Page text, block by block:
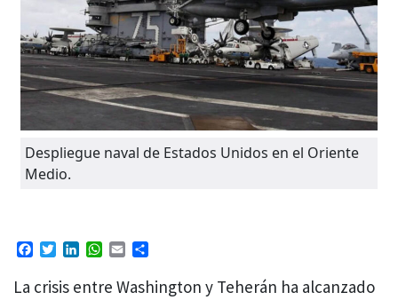
Despliegue naval de Estados Unidos en el Oriente
Medio.
Facebook
TwitterLinkedIn
WhatsApp
Email
La crisis entre Washington y Teherán ha alcanzado